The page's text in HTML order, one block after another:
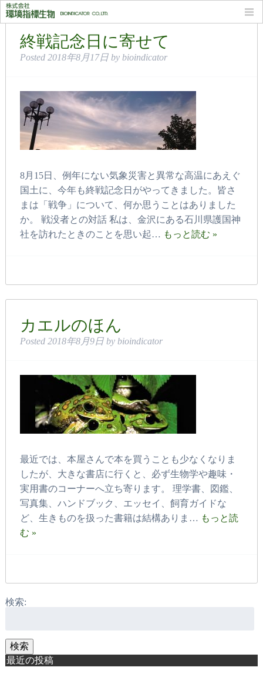
月別: 2018年8月
終戦記念日に寄せて
Posted 2018年8月17日 by bioindicator
8月15日、例年にない気象災害と異常な高温にあえぐ
国土に、今年も終戦記念日がやってきました。皆さ
まは「戦争」について、何か思うことはありました
か。 戦没者との対話 私は、金沢にある石川県護国神
社を訪れたときのことを思い起… もっと読む »
カエルのほん
Posted 2018年8月9日 by bioindicator
最近では、本屋さんで本を買うことも少なくなりま
したが、大きな書店に行くと、必ず生物学や趣味・
実用書のコーナーへ立ち寄ります。 理学書、図鑑、
写真集、ハンドブック、エッセイ、飼育ガイドな
ど、生きものを扱った書籍は結構ありま… もっと読
む »
検索:
検索
最近の投稿